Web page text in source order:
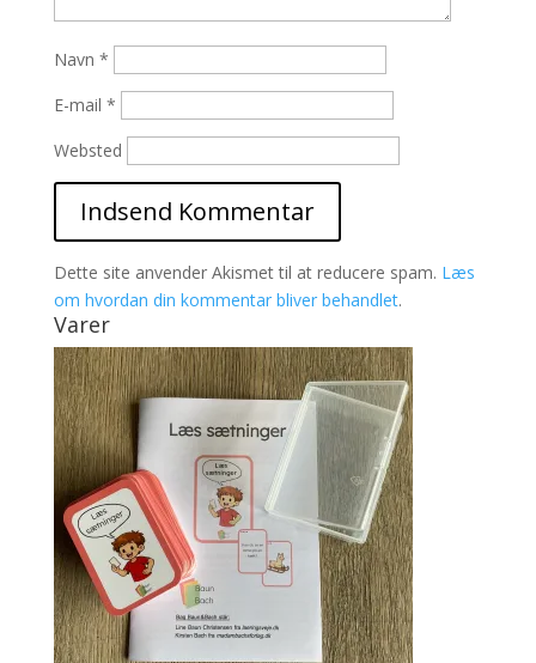
Navn *
E-mail *
Websted
Dette site anvender Akismet til at reducere spam. Læs
om hvordan din kommentar bliver behandlet.
Varer